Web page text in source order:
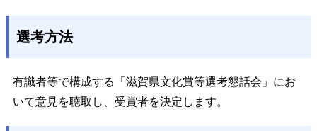
選考方法
有識者等で構成する「滋賀県文化賞等選考懇話会」にお
いて意見を聴取し、受賞者を決定します。